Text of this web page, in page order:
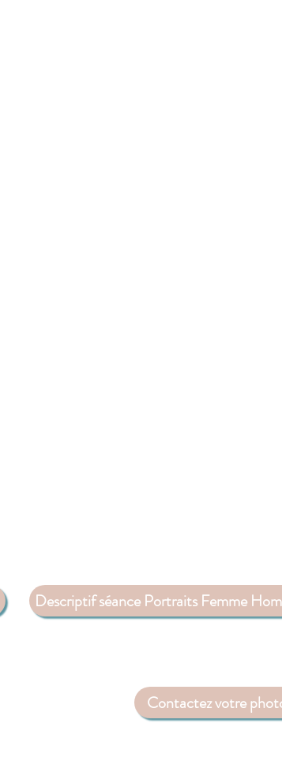
Descriptif séance Portraits Femme
Contactez votre